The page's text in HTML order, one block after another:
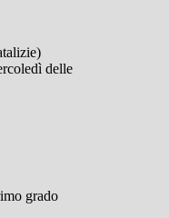
delle
grado